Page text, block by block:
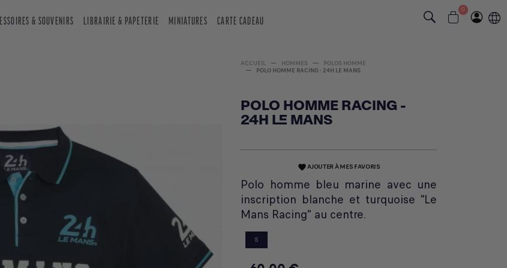
& SOUVENIRS LIBRAIRIE & PAPETERIE MINIATURES CARTE CADEAU
0
ACCUEIL HOMMES
POLOS HOMME
POLO HOMME RACING - 24H LE MANS
POLO HOMME RACING -
24H LE MANS
favoriteAJOUTER À MES FAVORIS
Polo homme bleu marine avec une
inscription blanche et turquoise "Le
Mans Racing" au centre.
S